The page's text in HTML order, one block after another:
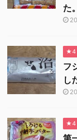
た。
★4
フ
し
★4